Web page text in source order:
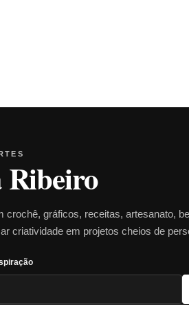
crochê, gráficos, receitas, artesanato,
criatividade em projetos cheios de